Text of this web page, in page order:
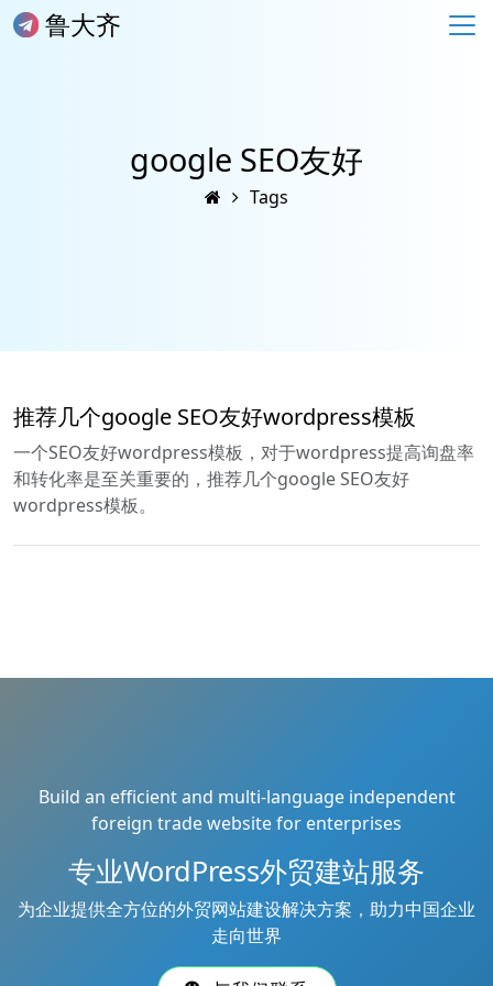
鲁大齐
google SEO友好
Tags
推荐几个google SEO友好wordpress模板
一个SEO友好wordpress模板，对于wordpress提高询盘率
和转化率是至关重要的，推荐几个google SEO友好
wordpress模板。
Build an efficient and multi-language independent
foreign trade website for enterprises
专业WordPress外贸建站服务
为企业提供全方位的外贸网站建设解决方案，助力中国企业
走向世界